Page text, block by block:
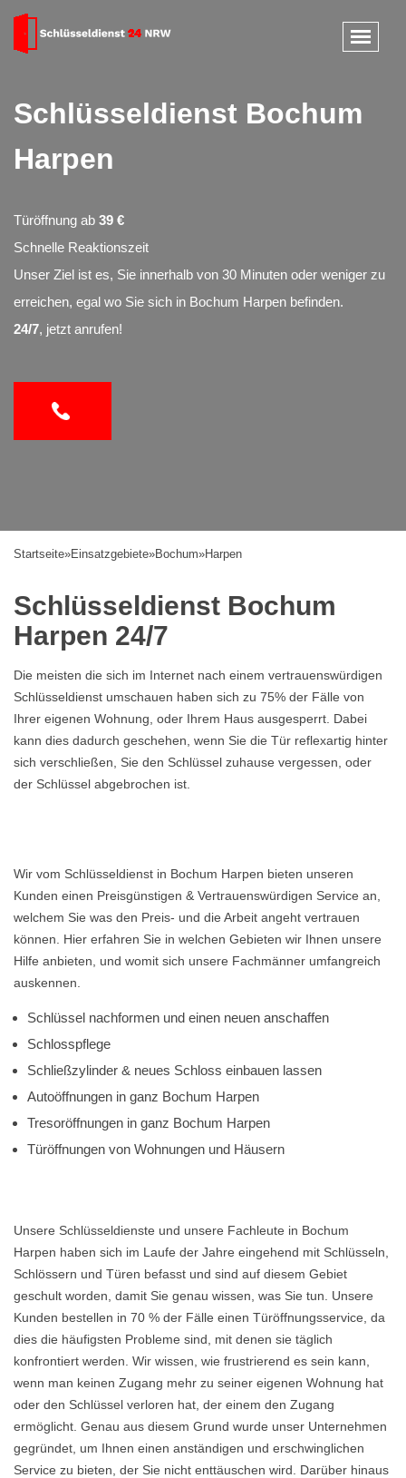
Schlüsseldienst Bochum
Harpen
Türöffnung ab 39 €
Schnelle Reaktionszeit
Unser Ziel ist es, Sie innerhalb von 30 Minuten oder weniger zu
erreichen, egal wo Sie sich in Bochum Harpen befinden.
24/7, jetzt anrufen!
Startseite»Einsatzgebiete»Bochum»Harpen
Schlüsseldienst Bochum
Harpen 24/7
Die meisten die sich im Internet nach einem vertrauenswürdigen
Schlüsseldienst umschauen haben sich zu 75% der Fälle von
Ihrer eigenen Wohnung, oder Ihrem Haus ausgesperrt. Dabei
kann dies dadurch geschehen, wenn Sie die Tür reflexartig hinter
sich verschließen, Sie den Schlüssel zuhause vergessen, oder
der Schlüssel abgebrochen ist.
Wir vom Schlüsseldienst in Bochum Harpen bieten unseren
Kunden einen Preisgünstigen & Vertrauenswürdigen Service an,
welchem Sie was den Preis- und die Arbeit angeht vertrauen
können. Hier erfahren Sie in welchen Gebieten wir Ihnen unsere
Hilfe anbieten, und womit sich unsere Fachmänner umfangreich
auskennen.
Schlüssel nachformen und einen neuen anschaffen
Schlosspflege
Schließzylinder & neues Schloss einbauen lassen
Autoöffnungen in ganz Bochum Harpen
Tresoröffnungen in ganz Bochum Harpen
Türöffnungen von Wohnungen und Häusern
Unsere Schlüsseldienste und unsere Fachleute in Bochum
Harpen haben sich im Laufe der Jahre eingehend mit Schlüsseln,
Schlössern und Türen befasst und sind auf diesem Gebiet
geschult worden, damit Sie genau wissen, was Sie tun. Unsere
Kunden bestellen in 70 % der Fälle einen Türöffnungsservice, da
dies die häufigsten Probleme sind, mit denen sie täglich
konfrontiert werden. Wir wissen, wie frustrierend es sein kann,
wenn man keinen Zugang mehr zu seiner eigenen Wohnung hat
oder den Schlüssel verloren hat, der einem den Zugang
ermöglicht. Genau aus diesem Grund wurde unser Unternehmen
gegründet, um Ihnen einen anständigen und erschwinglichen
Service zu bieten, der Sie nicht enttäuschen wird. Darüber hinaus